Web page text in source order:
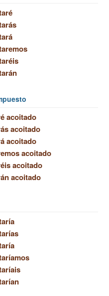
acoitado
acoitado
acoitado
acoitado
acoitado
acoitado